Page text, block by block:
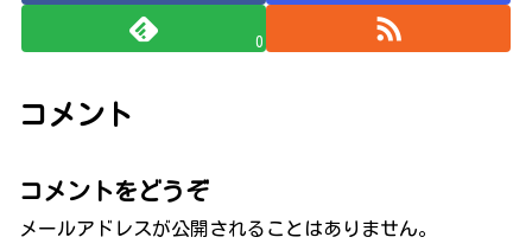
0
コメント
コメントをどうぞ
メールアドレスが公開されることはありません。